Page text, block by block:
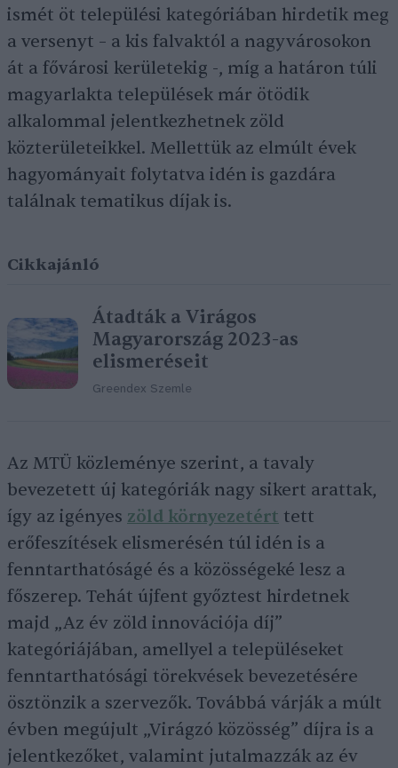
ismét öt települési kategóriában hirdetik meg
a versenyt – a kis falvaktól a nagyvárosokon
át a fővárosi kerületekig -, míg a határon túli
magyarlakta települések már ötödik
alkalommal jelentkezhetnek zöld
közterületeikkel. Mellettük az elmúlt évek
hagyományait folytatva idén is gazdára
találnak tematikus díjak is.
Cikkajánló
Átadták a Virágos
Magyarország 2023-as
elismeréseit
Greendex Szemle
Az MTÜ közleménye szerint, a tavaly
bevezetett új kategóriák nagy sikert arattak,
így az igényes zöld környezetért tett
erőfeszítések elismerésén túl idén is a
fenntarthatóságé és a közösségeké lesz a
főszerep. Tehát újfent győztest hirdetnek
majd „Az év zöld innovációja díj”
kategóriájában, amellyel a településeket
fenntarthatósági törekvések bevezetésére
ösztönzik a szervezők. Továbbá várják a múlt
évben megújult „Virágzó közösség” díjra is a
jelentkezőket, valamint jutalmazzák az év